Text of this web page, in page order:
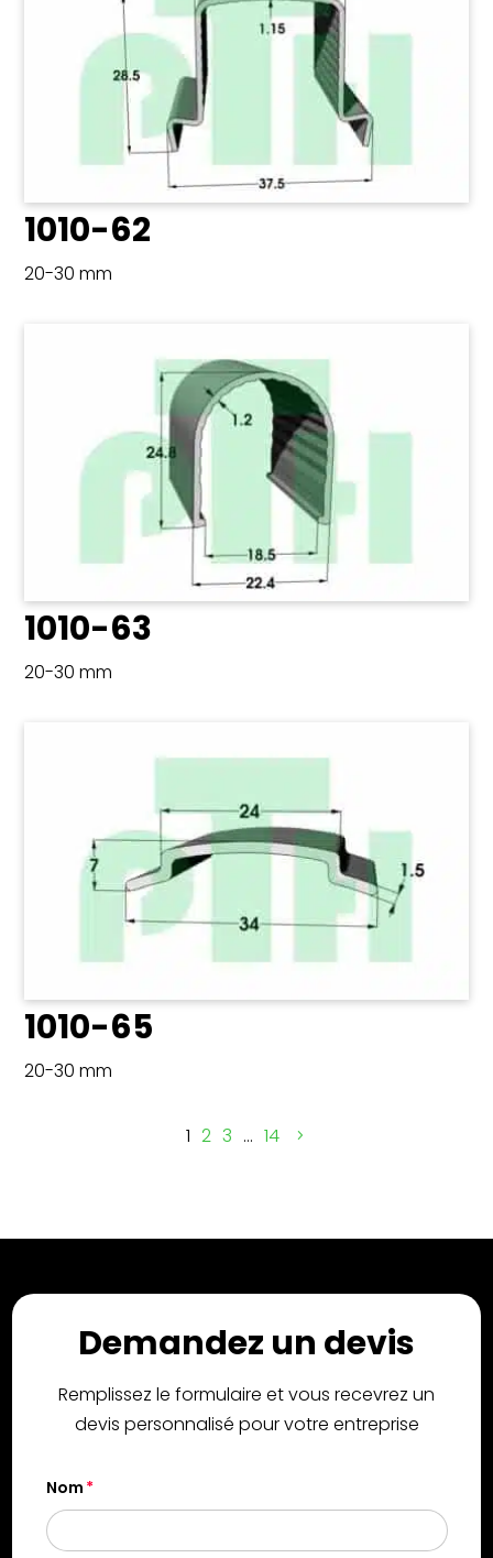
1010-62
20-30 mm
1010-63
20-30 mm
1010-65
20-30 mm
1 2 3 … 14
Demandez un devis
Remplissez le formulaire et vous recevrez un
devis personnalisé pour votre entreprise
Nom